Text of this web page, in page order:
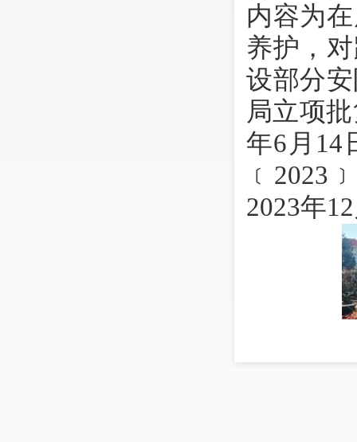
内容为
养护 ，
设部分
局立项
年6 月 14
﹝ 2023
2023年12